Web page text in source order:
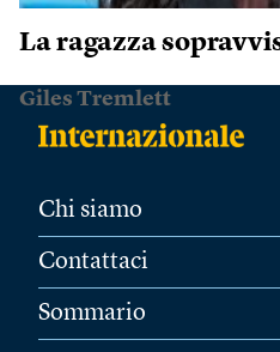
La ragazza
Giles Tremlett
Chi siamo
Contattaci
Sommario